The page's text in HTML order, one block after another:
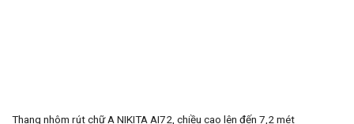
Thang nhôm rút chữ A NIKITA AI72, chiều cao lên đến 7,2 mét